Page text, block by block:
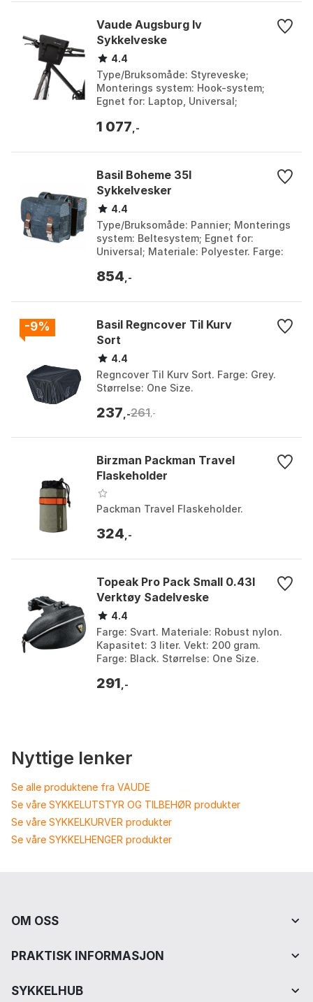
Vaude Augsburg Iv
Sykkelveske
4.4
Type/Bruksomåde: Styreveske;
Monterings system: Hook-system;
Egnet for: Laptop, Universal;
detaljer. Farge: Black, Willow gr...
1 077 ,-
Basil Boheme 35l
Sykkelvesker
4.4
Type/Bruksomåde: Pannier; Monterings
system: Beltesystem; Egnet for:
Universal; Materiale: Polyester. Farge:
854 ,-
-9%
Basil Regncover Til Kurv
Sort
4.4
Regncover Til Kurv Sort. Farge: Grey.
Størrelse: One Size.
237 ,-261 ,-
Birzman Packman Travel
Flaskeholder
Packman Travel Flaskeholder.
324 ,-
Topeak Pro Pack Small 0.43l
Verktøy Sadelveske
4.4
Farge: Svart. Materiale: Robust nylon.
Kapasitet: 3 liter. Vekt: 200 gram.
Farge: Black. Størrelse: One Size.
291 ,-
Nyttige lenker
Se alle produktene fra VAUDE
Se våre SYKKELUTSTYR OG TILBEHØR produkter
Se våre SYKKELKURVER produkter
Se våre SYKKELHENGER produkter
OM OSS
PRAKTISK INFORMASJON
SYKKELHUB